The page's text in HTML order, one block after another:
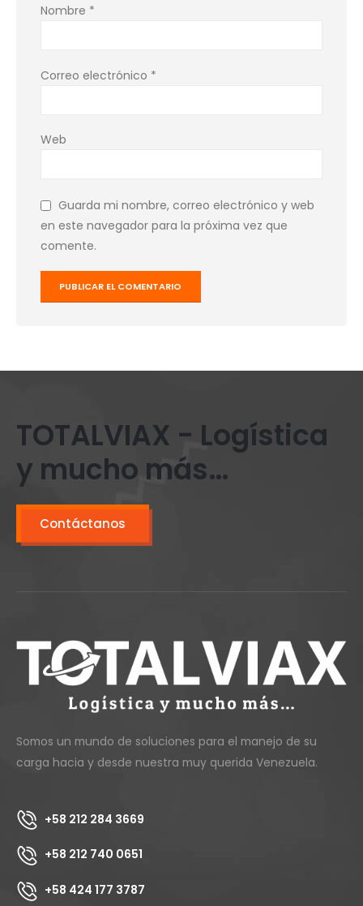
Nombre *
Correo electrónico *
Web
Guarda mi nombre, correo electrónico y web
en este navegador para la próxima vez que
comente.
TOTALVIAX - Logística
y mucho más…
Contáctanos
Somos un mundo de soluciones para el manejo de su
carga hacia y desde nuestra muy querida Venezuela.
+58 212 284 3669
+58 212 740 0651
+58 424 177 3787